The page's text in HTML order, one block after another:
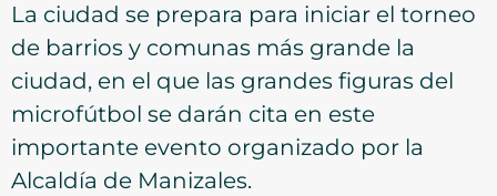
La ciudad se prepara para iniciar el torneo
de barrios y comunas más grande la
ciudad, en el que las grandes figuras del
microfútbol se darán cita en este
importante evento organizado por la
Alcaldía de Manizales.